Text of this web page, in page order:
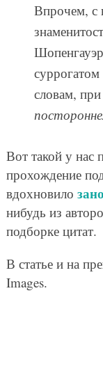
Впрочем, с
словам,
Вот такой у нас
прохождение
вдохновило
нибудь из
подборке цитат.
В статье и на
Images.